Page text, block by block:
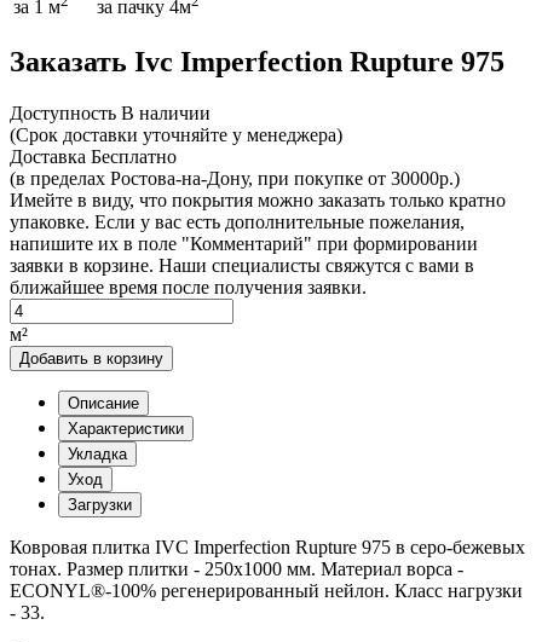
за 1 м за пачку 4м
Заказать Ivc Imperfection Rupture 975
Доcтупность В наличии
(Срок доставки уточняйте у менеджера)
Доставка Бесплатно
(в пределах Ростова-на-Дону, при покупке от 30000р.)
Имейте в виду, что покрытия можно заказать только кратно
упаковке. Если у вас есть дополнительные пожелания,
напишите их в поле "Комментарий" при формировании
заявки в корзине. Наши специалисты свяжутся с вами в
ближайшее время после получения заявки.
м²
Добавить в корзину
Описание
Характеристики
Укладка
Уход
Загрузки
Ковровая плитка IVC Imperfection Rupture 975 в серо-бежевых
тонах. Размер плитки - 250x1000 мм. Материал ворса -
ECONYL®-100% регенерированный нейлон. Класс нагрузки
- 33.